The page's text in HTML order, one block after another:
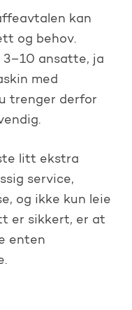
kan
og behov.
ansatte, ja
med
trenger derfor
litt ekstra
service,
og ikke kun leie
er sikkert, er at
enten